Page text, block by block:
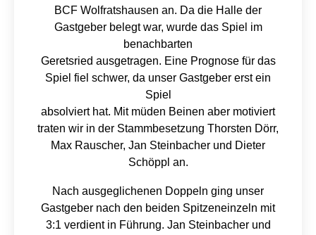
BCF Wolfratshausen an. Da die Halle der
Gastgeber belegt war, wurde das Spiel im
benachbarten
Geretsried ausgetragen. Eine Prognose für das
Spiel fiel schwer, da unser Gastgeber erst ein
Spiel
absolviert hat. Mit müden Beinen aber motiviert
traten wir in der Stammbesetzung Thorsten Dörr,
Max Rauscher, Jan Steinbacher und Dieter
Schöppl an.
Nach ausgeglichenen Doppeln ging unser
Gastgeber nach den beiden Spitzeneinzeln mit
3:1 verdient in Führung. Jan Steinbacher und